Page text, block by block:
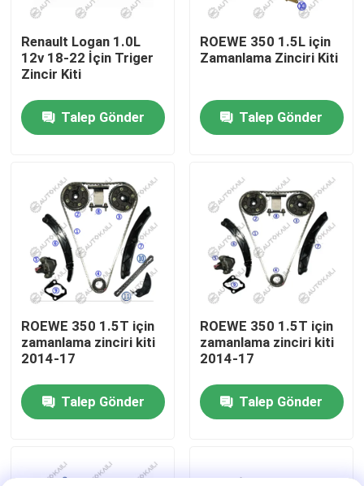
Ev
Ürün
videolar
Fabrika turu
Kalite Kontrolü
Bizimle İletişim
Zamanlama Zinciri Kiti
Renault Logan 1.0L
12v 18-22 İçin Triger
Zincir Kiti
Talep Gönder
ROEWE 350 1.5L için
Zamanlama Zinciri Kiti
Talep Gönder
ROEWE 350 1.5T için
zamanlama zinciri kiti
2014-17
Talep Gönder
ROEWE 350 1.5T için
zamanlama zinciri kiti
2014-17
Talep Gönder